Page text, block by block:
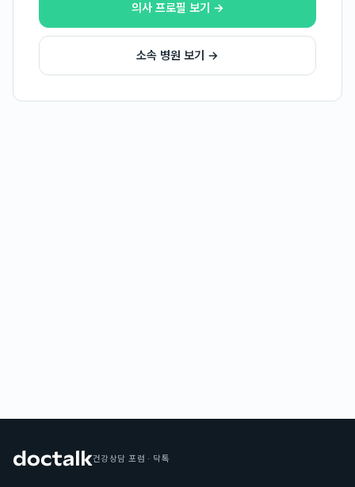
의사 프로필 보기 →
소속 병원 보기 →
건강상담 포럼 · 닥톡